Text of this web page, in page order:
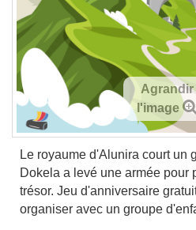
Agrandir
l'image
Le royaume d'Alunira court un
Dokela a levé une armée pour
trésor. Jeu d'anniversaire
organiser avec un groupe